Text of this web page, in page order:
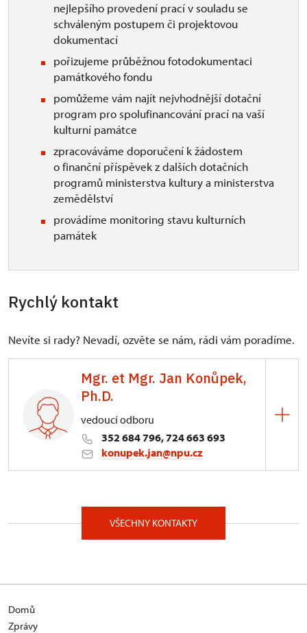
nejlepšího provedení prací v souladu se
schváleným postupem či projektovou
dokumentací
pořizujeme průběžnou fotodokumentaci
památkového fondu
pomůžeme vám najít nejvhodnější dotační
program pro spolufinancování prací na vaší
kulturní památce
zpracováváme doporučení k žádostem
o finanční příspěvek z dalších dotačních
programů ministerstva kultury a ministerstva
zemědělství
provádíme monitoring stavu kulturních
památek
Rychlý kontakt
Nevíte si rady? Nevadí, ozvěte se nám, rádi vám poradíme.
Mgr. et Mgr. Jan Konůpek,
Ph.D.
vedoucí odboru
352 684 796, 724 663 693
konupek.jan@npu.cz
Kostelní 81/25, Loket 35733
VŠECHNY KONTAKTY
Domů
Zprávy